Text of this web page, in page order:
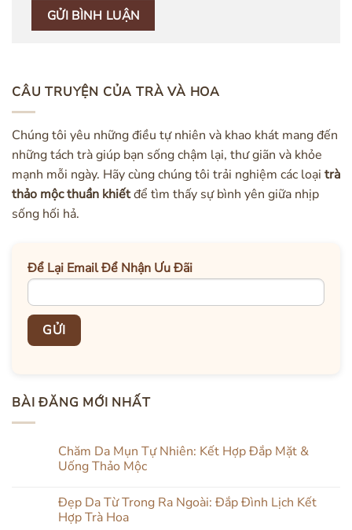
CÂU TRUYỆN CỦA TRÀ VÀ HOA
Chúng tôi yêu những điều tự nhiên và khao khát mang đến
những tách trà giúp bạn sống chậm lại, thư giãn và khỏe
mạnh mỗi ngày. Hãy cùng chúng tôi trải nghiệm các loại trà
thảo mộc thuần khiếtđể tìm thấy sự bình yên giữa nhịp
sống hối hả.
Để Lại Email Để Nhận Ưu Đãi
BÀI ĐĂNG MỚI NHẤT
Chăm Da Mụn Tự Nhiên: Kết Hợp Đắp Mặt &
Uống Thảo Mộc
bình
luận
ở
Đẹp Da Từ Trong Ra Ngoài: Đắp Đình Lịch Kết
Hợp Trà Hoa